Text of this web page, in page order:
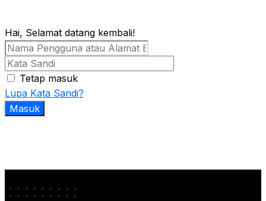
Hai, Selamat datang kembali!
Tetap masuk
Lupa Kata Sandi?
Masuk